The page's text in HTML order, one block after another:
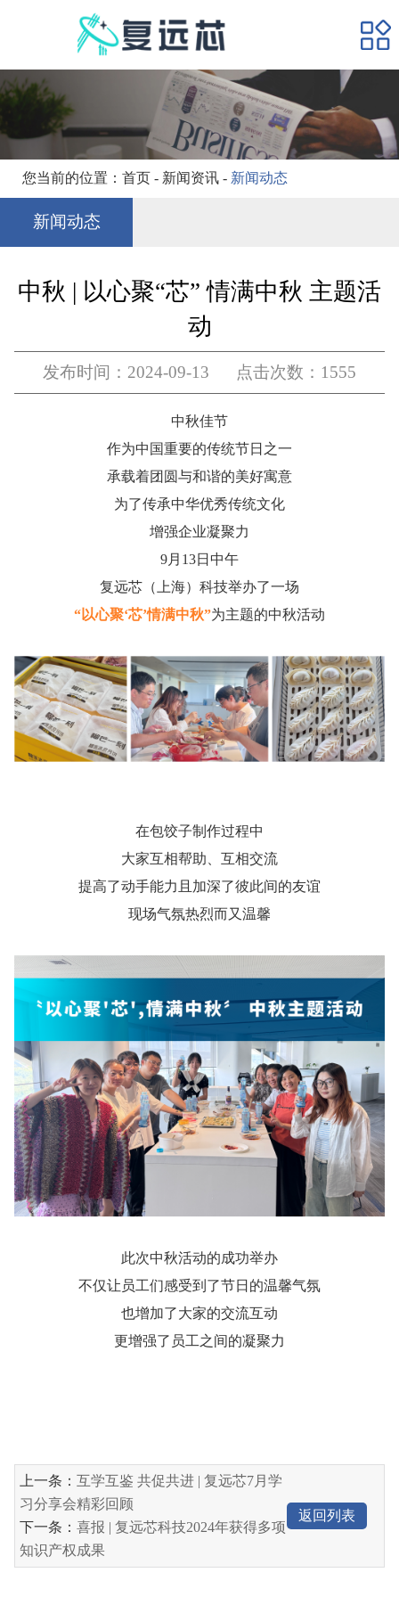
网站首页
产品展示
应用领域
新闻资讯
加入我们
关于我们
您当前的位置： 首页 - 新闻资讯- 新闻动态
新闻动态
中秋 | 以心聚“芯” 情满中秋 主题活
动
发布时间：2024-09-13 点击次数：1555
中秋佳节
作为中国重要的传统节日之一
承载着团圆与和谐的美好寓意
为了传承中华优秀传统文化
增强企业凝聚力
9月13日中午
复远芯（上海）科技举办了一场
“以心聚‘芯’情满中秋”为主题的中秋活动
在包饺子制作过程中
大家互相帮助、互相交流
提高了动手能力且加深了彼此间的友谊
现场气氛热烈而又温馨
此次中秋活动的成功举办
不仅让员工们感受到了节日的温馨气氛
也增加了大家的交流互动
更增强了员工之间的凝聚力
上一条： 互学互鉴 共促共进 | 复远芯7月学
习分享会精彩回顾
下一条： 喜报 | 复远芯科技2024年获得多项
知识产权成果
返回列表